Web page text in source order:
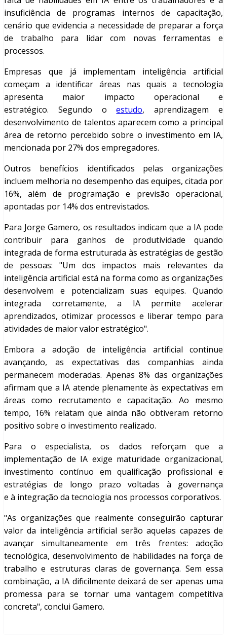
insuficiência de programas internos de capacitação,
cenário que evidencia a necessidade de preparar a força
de trabalho para lidar com novas ferramentas e
processos.
Empresas que já implementam inteligência artificial
começam a identificar áreas nas quais a tecnologia
apresenta maior impacto operacional e
estratégico. Segundo oestudo, aprendizagem e
desenvolvimento de talentos aparecem como a principal
área de retorno percebido sobre o investimento em IA,
mencionada por 27% dos empregadores.
Outros benefícios identificados pelas organizações
incluem melhoria no desempenho das equipes, citada por
16%, além de programação e previsão operacional,
apontadas por 14% dos entrevistados.
Para Jorge Gamero, os resultados indicam que a IA pode
contribuir para ganhos de produtividade quando
integrada de forma estruturada às estratégias de gestão
de pessoas: "Um dos impactos mais relevantes da
inteligência artificial está na forma como as organizações
desenvolvem e potencializam suas equipes. Quando
integrada corretamente, a IA permite acelerar
aprendizados, otimizar processos e liberar tempo para
atividades de maior valor estratégico".
Embora a adoção de inteligência artificial continue
avançando, as expectativas das companhias ainda
permanecem moderadas. Apenas 8% das organizações
afirmam que a IA atende plenamente às expectativas em
áreas como recrutamento e capacitação. Ao mesmo
tempo, 16% relatam que ainda não obtiveram retorno
positivo sobre o investimento realizado.
Para o especialista, os dados reforçam que a
implementação de IA exige maturidade organizacional,
investimento contínuo em qualificação profissional e
estratégias de longo prazo voltadas à governança
e à integração da tecnologia nos processos corporativos.
"As organizações que realmente conseguirão capturar
valor da inteligência artificial serão aquelas capazes de
avançar simultaneamente em três frentes: adoção
tecnológica, desenvolvimento de habilidades na força de
trabalho e estruturas claras de governança. Sem essa
combinação, a IA dificilmente deixará de ser apenas uma
promessa para se tornar uma vantagem competitiva
concreta", conclui Gamero.